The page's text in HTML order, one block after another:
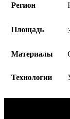
Регион
Площадь
Материалы
Технологии